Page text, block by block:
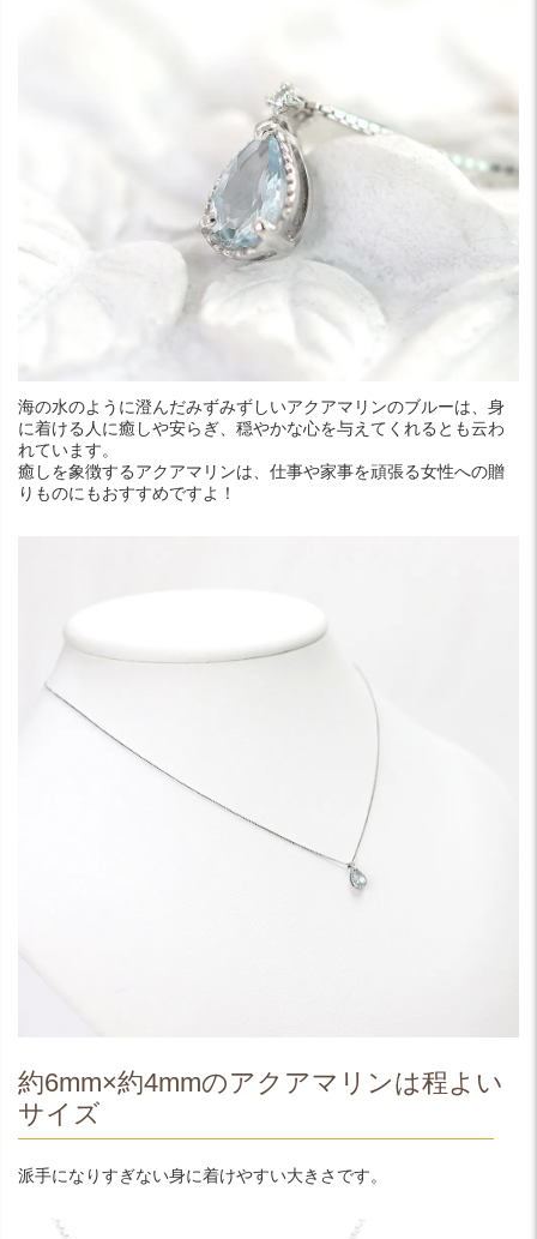
海の水のように澄んだみずみずしいアクアマリンのブルーは、身
に着ける人に癒しや安らぎ、穏やかな心を与えてくれるとも云わ
れています。
癒しを象徴するアクアマリンは、仕事や家事を頑張る女性への贈
りものにもおすすめですよ！
約6mm×約4mmのアクアマリンは程よい
サイズ
派手になりすぎない身に着けやすい大きさです。